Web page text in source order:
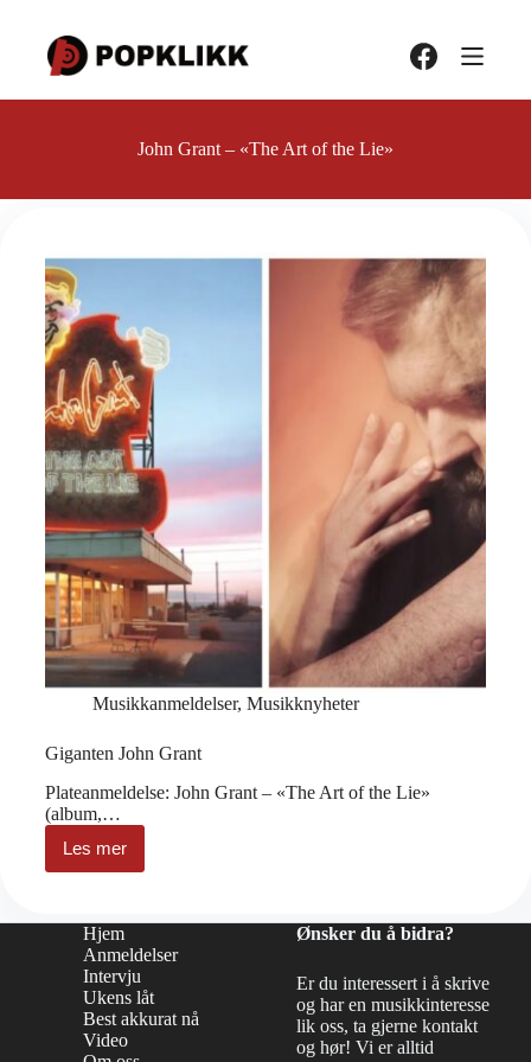
innholdet
John Grant – «The Art of the Lie»
Musikkanmeldelser, Musikknyheter
Giganten John Grant
Plateanmeldelse: John Grant – «The Art of the Lie»
(album,…
Les merGiganten
John
Hjem
Anmeldelser
Intervju
Ukens låt
Best akkurat nå
Video
Ønsker du å bidra?
Er du interessert i å skrive
og har en musikkinteresse
lik oss, ta gjerne kontakt
og hør! Vi er alltid